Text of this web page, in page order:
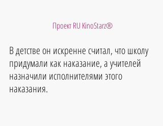
Проект RU KinoStarz®
В детстве он искренне считал, что школу
придумали как наказание, а учителей
назначили исполнителями этого
наказания.